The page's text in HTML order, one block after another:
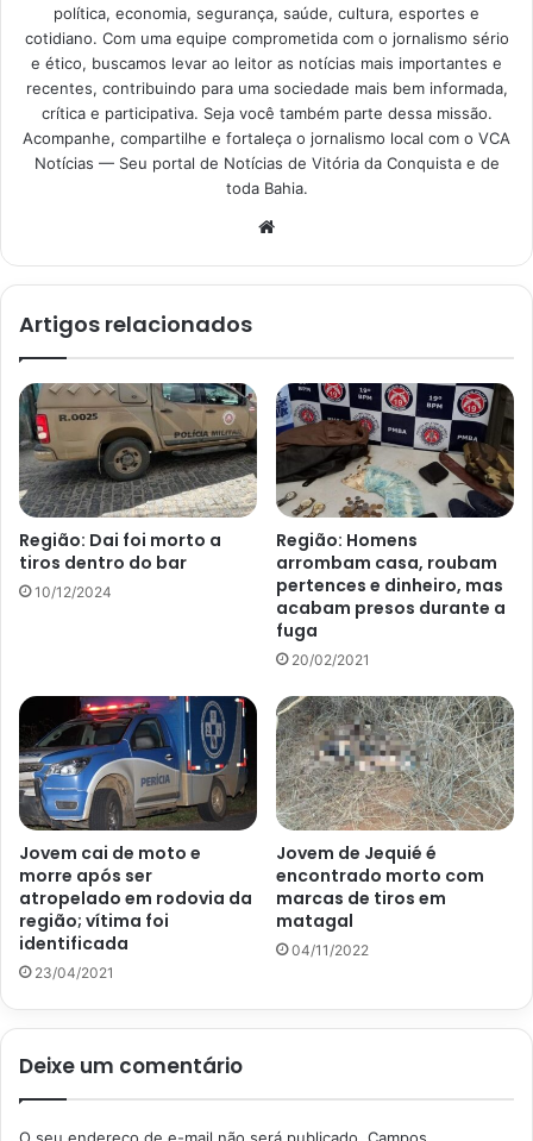
política, economia, segurança, saúde, cultura, esportes e
cotidiano. Com uma equipe comprometida com o jornalismo sério
e ético, buscamos levar ao leitor as notícias mais importantes e
recentes, contribuindo para uma sociedade mais bem informada,
crítica e participativa. Seja você também parte dessa missão.
Acompanhe, compartilhe e fortaleça o jornalismo local com o VCA
Notícias — Seu portal de Notícias de Vitória da Conquista e de
toda Bahia.
Artigos relacionados
Região: Dai foi morto a
tiros dentro do bar
10/12/2024
Região: Homens
arrombam casa, roubam
pertences e dinheiro, mas
acabam presos durante a
fuga
20/02/2021
Jovem cai de moto e
morre após ser
atropelado em rodovia da
região; vítima foi
identificada
23/04/2021
Jovem de Jequié é
encontrado morto com
marcas de tiros em
matagal
04/11/2022
Deixe um comentário
O seu endereço de e-mail não será publicado. Campos